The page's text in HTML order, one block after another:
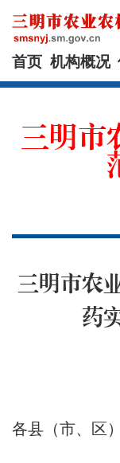
首页 机构概况
三明市
三明市农
药
各县（市、区